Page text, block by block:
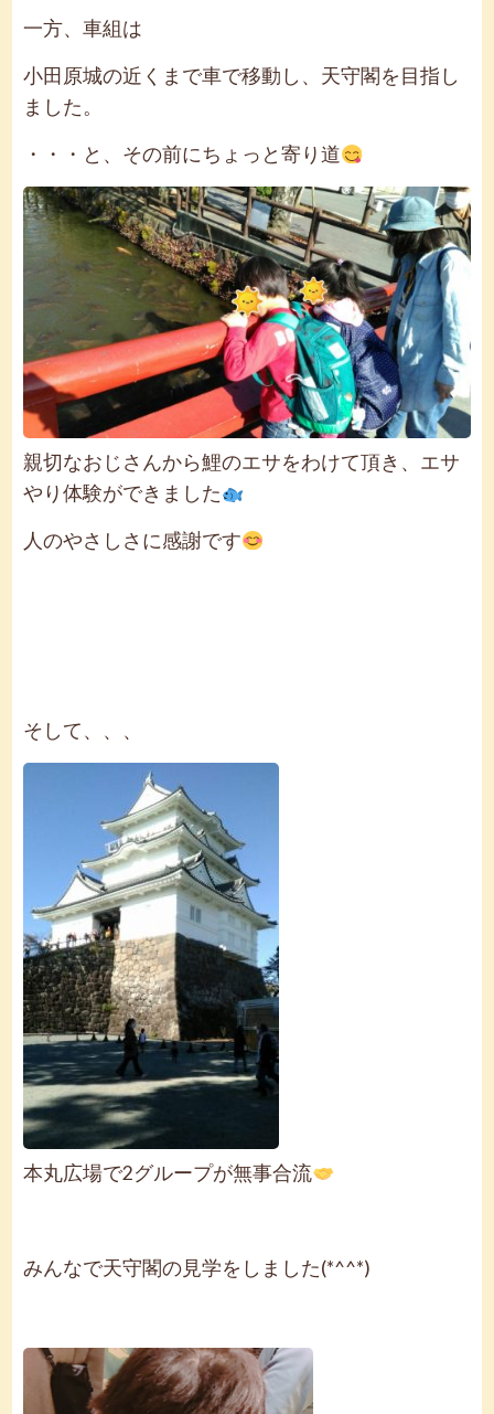
一方、車組は
小田原城の近くまで車で移動し、天守閣を目指し
ました。
・・・と、その前にちょっと寄り道
親切なおじさんから鯉のエサをわけて頂き、エサ
やり体験ができました
人のやさしさに感謝です
そして、、、
本丸広場で2グループが無事合流
みんなで天守閣の見学をしました(*^^*)